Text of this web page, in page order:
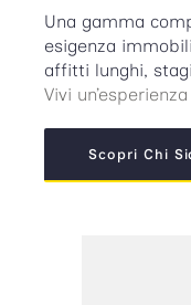
Una gamma
esigenza
affitti lunghi,
Vivi
Scopri Chi